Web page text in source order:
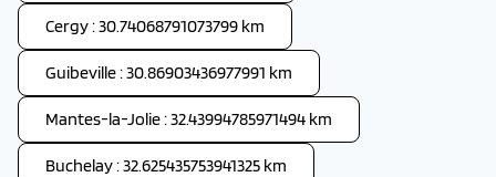
Cergy : 30.74068791073799 km
Guibeville : 30.86903436977991 km
Mantes-la-Jolie : 32.43994785971494 km
Buchelay : 32.625435753941325 km